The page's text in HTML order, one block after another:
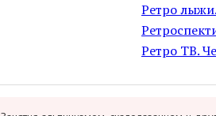
Ретро
Ретро ТВ.